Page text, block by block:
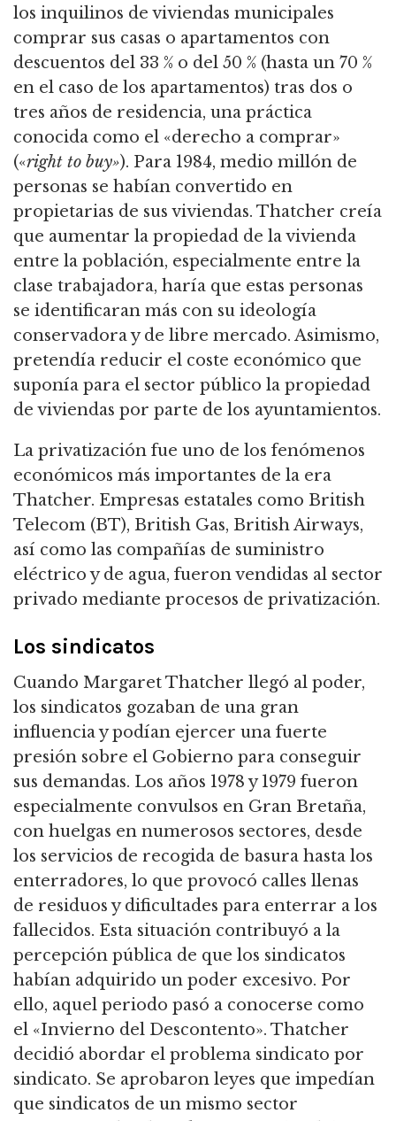
los inquilinos de viviendas municipales
comprar sus casas o apartamentos con
descuentos del 33 % o del 50 % (hasta un 70 %
en el caso de los apartamentos) tras dos o
tres años de residencia, una práctica
conocida como el «derecho a comprar»
(«right to buy»). Para 1984, medio millón de
personas se habían convertido en
propietarias de sus viviendas. Thatcher creía
que aumentar la propiedad de la vivienda
entre la población, especialmente entre la
clase trabajadora, haría que estas personas
se identificaran más con su ideología
conservadora y de libre mercado. Asimismo,
pretendía reducir el coste económico que
suponía para el sector público la propiedad
de viviendas por parte de los ayuntamientos.
La privatización fue uno de los fenómenos
económicos más importantes de la era
Thatcher. Empresas estatales como British
Telecom (BT), British Gas, British Airways,
así como las compañías de suministro
eléctrico y de agua, fueron vendidas al sector
privado mediante procesos de privatización.
Los sindicatos
Cuando Margaret Thatcher llegó al poder,
los sindicatos gozaban de una gran
influencia y podían ejercer una fuerte
presión sobre el Gobierno para conseguir
sus demandas. Los años 1978 y 1979 fueron
especialmente convulsos en Gran Bretaña,
con huelgas en numerosos sectores, desde
los servicios de recogida de basura hasta los
enterradores, lo que provocó calles llenas
de residuos y dificultades para enterrar a los
fallecidos. Esta situación contribuyó a la
percepción pública de que los sindicatos
habían adquirido un poder excesivo. Por
ello, aquel periodo pasó a conocerse como
el «Invierno del Descontento». Thatcher
decidió abordar el problema sindicato por
sindicato. Se aprobaron leyes que impedían
que sindicatos de un mismo sector